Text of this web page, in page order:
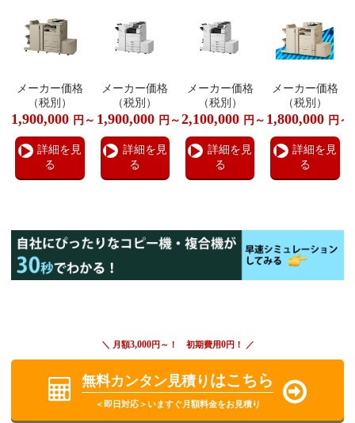
メーカー価格
（税別）
1,900,000 円～
詳細を見
る
メーカー価格
（税別）
1,900,000 円～
詳細を見
る
メーカー価格
（税別）
2,100,000 円～
詳細を見
る
メーカー価格
（税別）
1,800,000 円～
詳細を見
る
＼ 月額3,000円～！ 初期費用0円！ ／
無料カンタン見積り はこちら
＜即日対応＞いますぐ月額料金をお見積り